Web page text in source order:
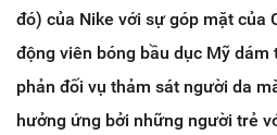
đó) của Nike với sự góp mặt của
động viên bóng bầu dục Mỹ
phản đối vụ thảm sát người da
hưởng ứng bởi những người trẻ